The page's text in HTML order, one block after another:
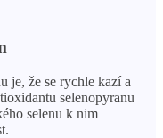
je, že se rychle kazí a
selenopyranu
selenu k nim